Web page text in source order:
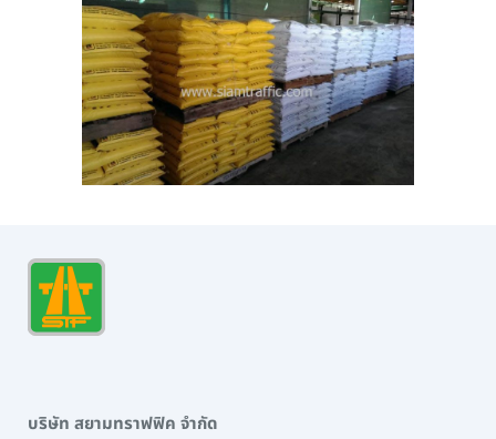
บริษัท สยามทราฟฟิค จำกัด